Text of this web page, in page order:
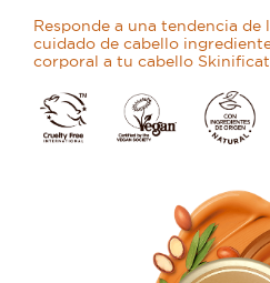
Responde a una tendencia de
cuidado de cabello
corporal a tu cabello